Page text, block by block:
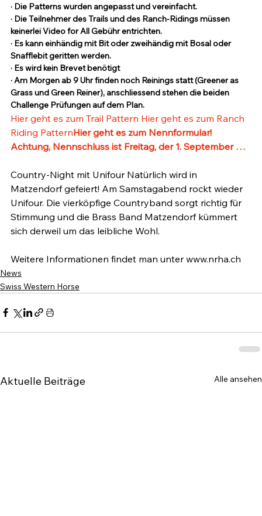
· Die Patterns wurden angepasst und vereinfacht.
· Die Teilnehmer des Trails und des Ranch-Ridings müssen
keinerlei Video for All Gebühr entrichten.
· Es kann einhändig mit Bit oder zweihändig mit Bosal oder
Snafflebit geritten werden.
· Es wird kein Brevet benötigt
· Am Morgen ab 9 Uhr finden noch Reinings statt (Greener as
Grass und Green Reiner), anschliessend stehen die beiden
Challenge Prüfungen auf dem Plan.
Hier geht es zum Trail Pattern Hier geht es zum Ranch
Riding PatternHier geht es zum Nennformular!
Achtung, Nennschluss ist Freitag, der 1. September …
Country-Night mit Unifour Natürlich wird in
Matzendorf gefeiert! Am Samstagabend rockt wieder
Unifour. Die vierköpfige Countryband sorgt richtig für
Stimmung und die Brass Band Matzendorf kümmert
sich derweil um das leibliche Wohl.
Weitere Informationen findet man unter www.nrha.ch
News
Swiss Western Horse
Aktuelle Beiträge Alle ansehen